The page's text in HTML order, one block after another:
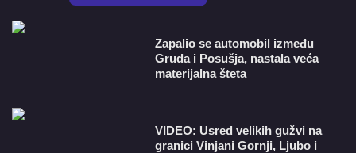
Zapalio se automobil između
Gruda i Posušja, nastala veća
materijalna šteta
VIDEO: Usred velikih gužvi na
granici Vinjani Gornji, Ljubo i